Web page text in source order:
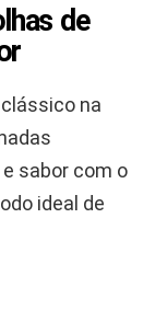
de
na
sabor com o
ideal de